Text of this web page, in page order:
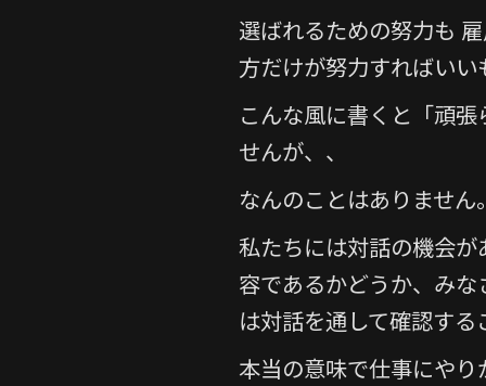
選ばれるための努力も
方だけが努力すればい
こんな風に書くと「頑
せんが、、
なんのことはありません
私たちには対話の機会
容であるかどうか、み
は対話を通して確認す
本当の意味で仕事にや